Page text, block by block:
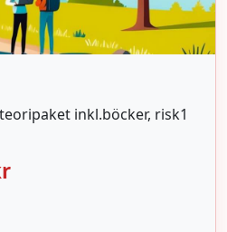
inkl.böcker, risk1